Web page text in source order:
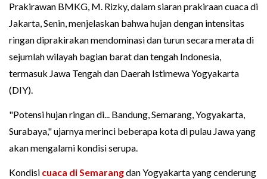
Prakirawan BMKG, M. Rizky, dalam siaran prakiraan cuaca di
Jakarta, Senin, menjelaskan bahwa hujan dengan intensitas
ringan diprakirakan mendominasi dan turun secara merata di
sejumlah wilayah bagian barat dan tengah Indonesia,
termasuk Jawa Tengah dan Daerah Istimewa Yogyakarta
(DIY).
"Potensi hujan ringan di... Bandung, Semarang, Yogyakarta,
Surabaya," ujarnya merinci beberapa kota di pulau Jawa yang
akan mengalami kondisi serupa.
Kondisi cuaca di Semarangdan Yogyakarta yang cenderung